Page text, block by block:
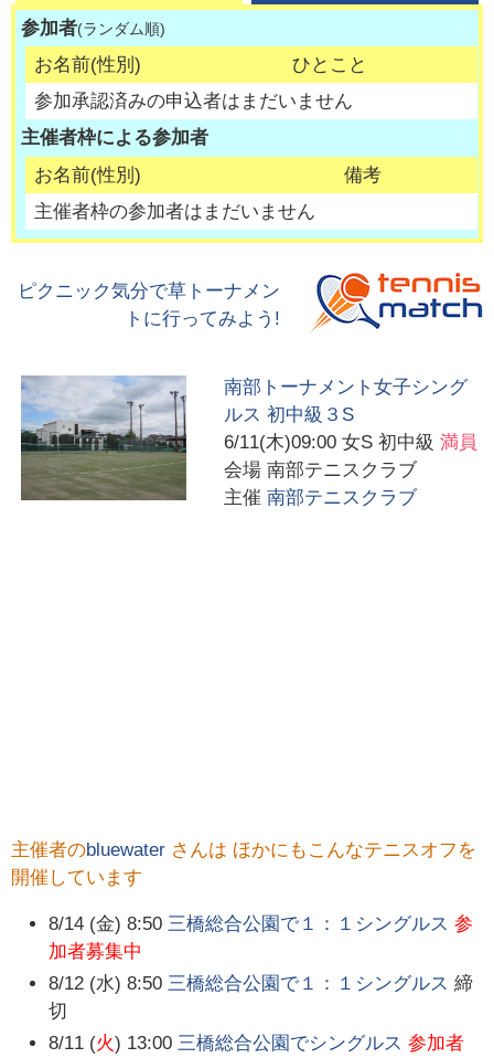
参加者(ランダム順)
お名前(性別)
ひとこと
参加承認済みの申込者はまだいません
主催者枠による参加者
お名前(性別)
備考
主催者枠の参加者はまだいません
ピクニック気分で草トーナメン
トに行ってみよう!
南部トーナメント女子シング
ルス 初中級３S
6/11(木)09:00 女S 初中級 満員
会場 南部テニスクラブ
主催 南部テニスクラブ
主催者のbluewater さんは ほかにもこんなテニスオフを
開催しています
8/14 (金) 8:50 三橋総合公園で１：１シングルス 参
加者募集中
8/12 (水) 8:50 三橋総合公園で１：１シングルス 締
切
8/11 (火) 13:00 三橋総合公園でシングルス 参加者